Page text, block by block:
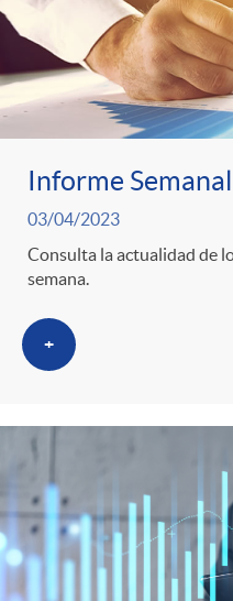
Informe
03/04/2023
Consulta la actualidad de
semana.
+